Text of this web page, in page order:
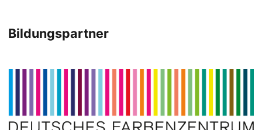
Bildungspartner